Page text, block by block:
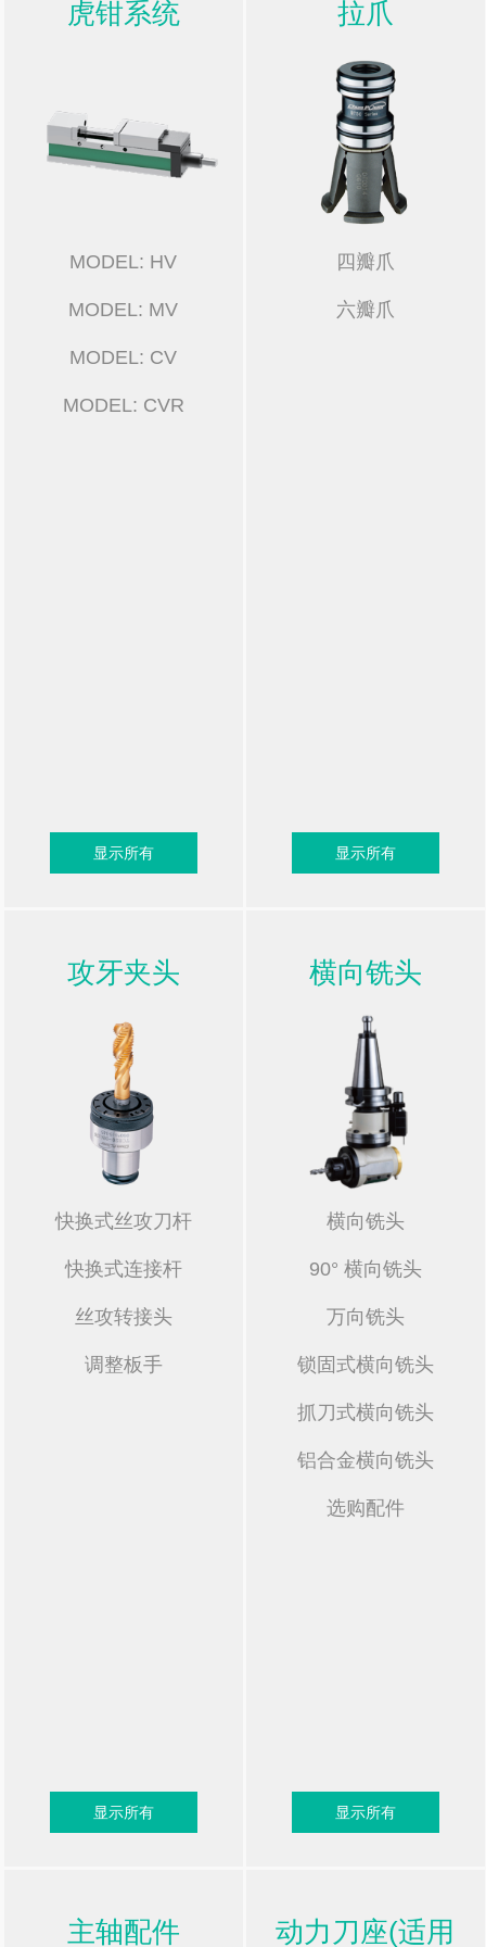
虎钳系统
MODEL: HV
MODEL: MV
MODEL: CV
MODEL: CVR
显示所有
拉爪
四瓣爪
六瓣爪
显示所有
攻牙夹头
快换式丝攻刀杆
快换式连接杆
丝攻转接头
调整板手
显示所有
横向铣头
横向铣头
90° 横向铣头
万向铣头
锁固式横向铣头
抓刀式横向铣头
铝合金横向铣头
选购配件
显示所有
主轴配件 动力刀座(适用